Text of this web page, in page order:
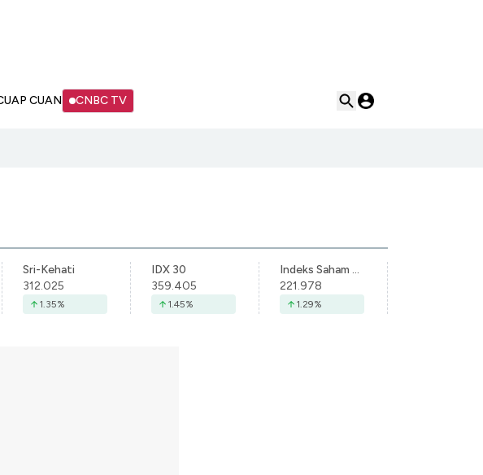
CUAN CNBC TV
Sri-Kehati
312.025
1.35%
IDX 30
359.405
1.45%
Indeks Saham Syariah Indonesia
221.978
1.29%